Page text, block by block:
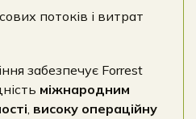
потоків і витрат
забезпечує Forrest
міжнародним
, високу операційну